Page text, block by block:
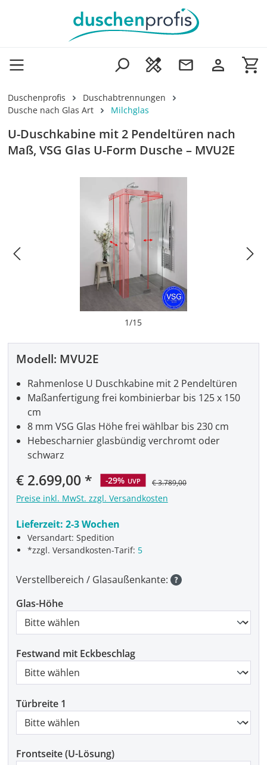
Zum Hauptinhalt springen
Duschenprofis
Duschabtrennungen
Dusche nach Glas Art
Milchglas
U-Duschkabine mit 2 Pendeltüren nach
Maß, VSG Glas U-Form Dusche – MVU2E
Bildergalerie überspringen
1/15
Modell: MVU2E
Verkaufspreis:
€ 2.699,00 -29% UVP € 3.789,00
Preise inkl. MwSt. zzgl. Versandkosten
Lieferzeit: 2-3 Wochen
Versandart: Spedition
*zzgl. Versandkosten-Tarif: 5
Rahmenlose U Duschkabine mit 2 Pendeltüren
Maßanfertigung frei kombinierbar bis 125 x 150
cm
8 mm VSG Glas Höhe frei wählbar bis 230 cm
Hebescharnier glasbündig verchromt oder
schwarz
Verstellbereich / Glasaußenkante:
Glas-Höhe
Festwand mit Eckbeschlag
Türbreite 1
Frontseite (U-Lösung)